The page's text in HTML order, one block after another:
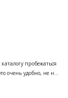
пробежаться
очень удобно, не н...